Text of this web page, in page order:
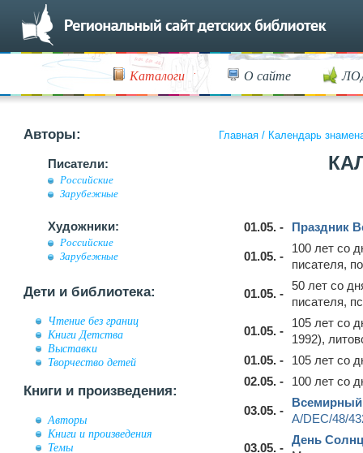
Каталоги О сайте
Авторы:
Писатели:
Российские
Зарубежные
Художники:
Российские
Зарубежные
Дети и библиотека:
Чтение без границ
Книги Детства
Выставки
Творчество детей
Книги и произведения:
Авторы
Книги и произведения
Темы
Главная / Календарь
01.05. - Праздник
01.05. -
100 лет со
писателя,
01.05. -
50 лет со
писателя,
01.05. -
105 лет со
1992),
01.05. -
105 лет со
02.05. -
100 лет со
03.05. -
A/DEC/48/
03.05. -
День